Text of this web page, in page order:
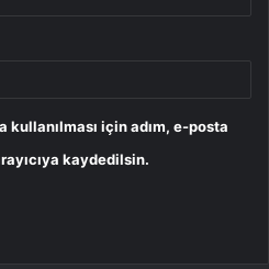
kullanılması için adım, e-posta
kaydedilsin.